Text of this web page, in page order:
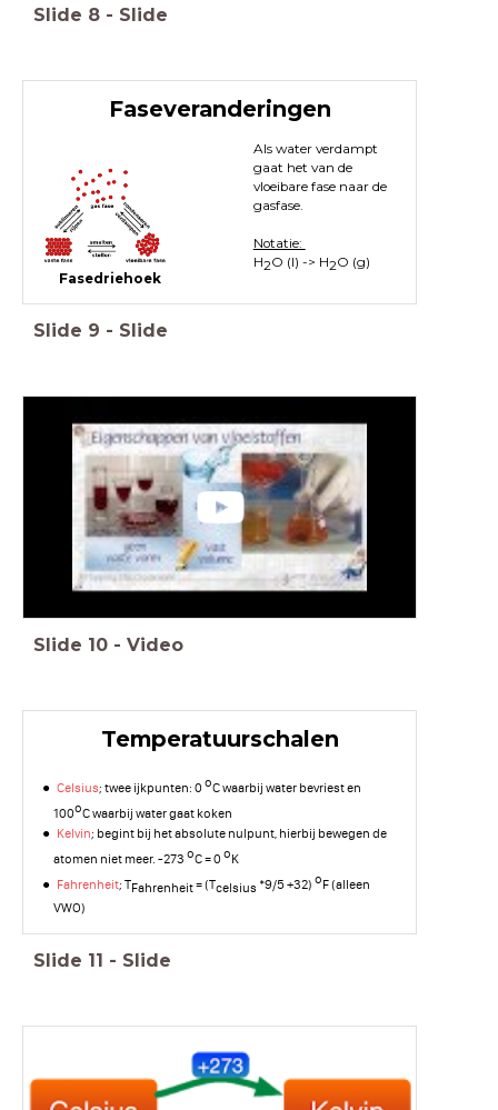
Slide 8 - Slide
Faseveranderingen
Als water verdampt
gaat het van de
vloeibare fase naar de
gasfase.
Notatie:
H2O (l) -> H2O (g)
Fasedriehoek
Slide 9 - Slide
Slide 10 - Video
Temperatuurschalen
Celsius; twee ijkpunten: 0oC waarbij water bevriest en
100oC waarbij water gaat koken
Kelvin; begint bij het absolute nulpunt, hierbij bewegen de
atomen niet meer. -273 oC = 0 oK
Fahrenheit; TFahrenheit= (Tcelsius *9/5 +32)oF (alleen
VWO)
Slide 11 - Slide